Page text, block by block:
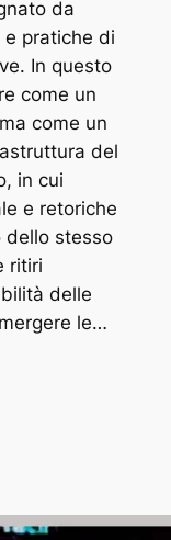
da
pratiche di
In questo
come un
come un
del
in cui
e retoriche
dello stesso
ritiri
delle
le…